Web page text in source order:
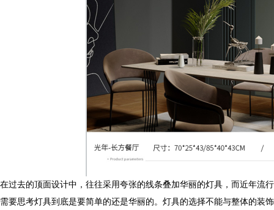
在过去的顶面设计中，往往采用夸张的线条叠加华丽的灯具，而近年流
需要思考灯具到底是要简单的还是华丽的。灯具的选择不能与整体的装饰